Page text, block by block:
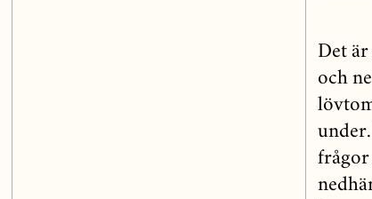
Det är
och
frågor